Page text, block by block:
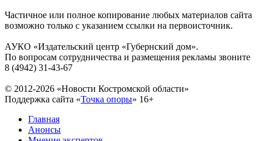
Частичное или полное копирование любых материалов сайта
возможно только с указанием ссылки на первоисточник.
АУКО «Издательский центр «Губернский дом».
По вопросам сотрудничества и размещения рекламы звоните
8 (4942) 31-43-67
© 2012-2026 «Новости Костромской области»
Поддержка сайта «Точка опоры» 16+
Главная
Анонсы